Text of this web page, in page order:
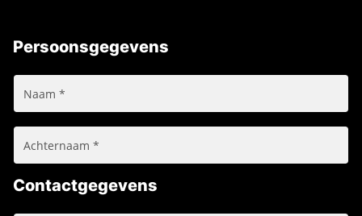
Persoonsgegevens
Contactgegevens